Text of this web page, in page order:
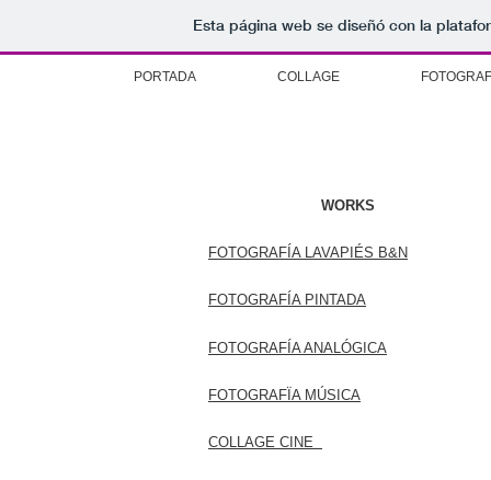
Esta página web se diseñó con la
PORTADA COLLAGE
WORKS
FOTOGRAFÍA LAVAPIÉS B&N
FOTOGRAFÍA PINTADA
FOTOGRAFÍA ANALÓGICA
FOTOGRAFÏA MÚSICA
COLLAGE CINE